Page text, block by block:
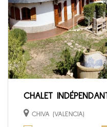
CHALET
CHIVA (VALENCIA)